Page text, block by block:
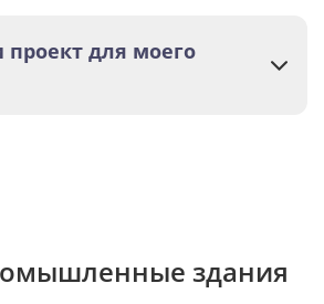
проект для моего
здания